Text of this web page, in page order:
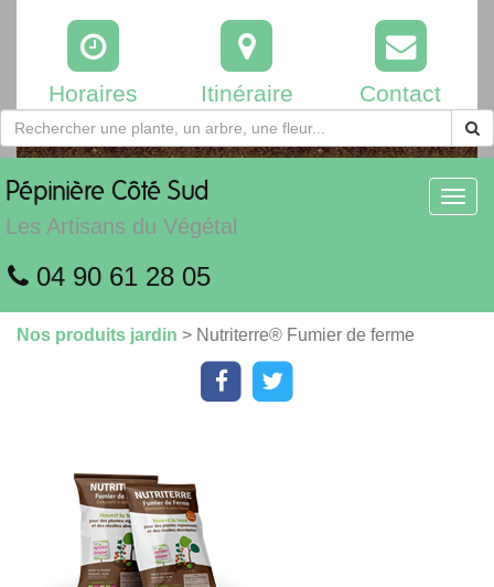
Horaires Itinéraire Contact
Pépinière Côté Sud
Les Artisans du Végétal
04 90 61 28 05
Nos produits jardin > Nutriterre® Fumier de ferme